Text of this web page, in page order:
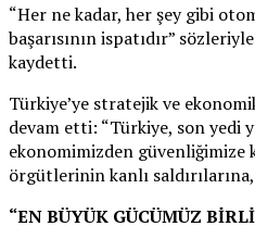
“Her ne kadar, her şey gibi
başarısının ispatıdır”
kaydetti.
Türkiye’ye stratejik ve
devam etti: “Türkiye, son
ekonomimizden güvenliğimize
örgütlerinin kanlı
“EN BÜYÜK GÜCÜMÜZ